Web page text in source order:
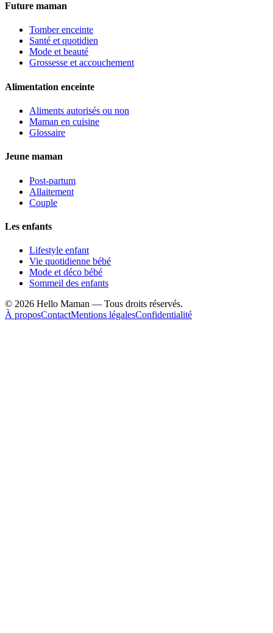
Future maman
Tomber enceinte
Santé et quotidien
Mode et beauté
Grossesse et accouchement
Alimentation enceinte
Aliments autorisés ou non
Maman en cuisine
Glossaire
Jeune maman
Post-partum
Allaitement
Couple
Les enfants
Lifestyle enfant
Vie quotidienne bébé
Mode et déco bébé
Sommeil des enfants
© 2026 Hello Maman — Tous droits réservés.
À proposContactMentions légalesConfidentialité